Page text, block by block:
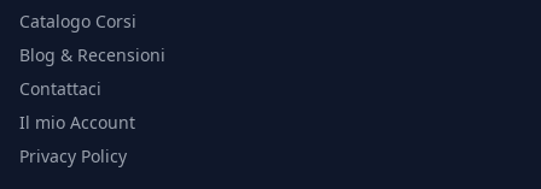
Catalogo Corsi
Blog & Recensioni
Contattaci
Il mio Account
Privacy Policy